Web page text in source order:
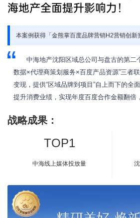
海地产全面提升影响力！
本案例获得「金熊掌百度品牌营销H2营销创新
中海地产沈阳区域总公司与盘古的第二
数据×代理商策划服务×百度产品资源”三者
变现，提供“区域品牌到项目”自上而下的全
提升消费业绩，实现年度百度合作金额翻倍
战略成果：
TOP1
中海线上媒体投放量